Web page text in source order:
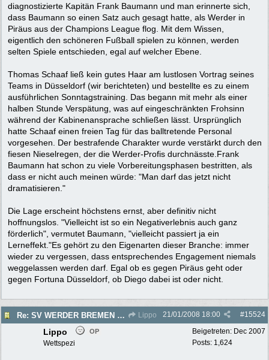
diagnostizierte Kapitän Frank Baumann und man erinnerte sich,
dass Baumann so einen Satz auch gesagt hatte, als Werder in
Piräus aus der Champions League flog. Mit dem Wissen,
eigentlich den schöneren Fußball spielen zu können, werden
selten Spiele entschieden, egal auf welcher Ebene.
Thomas Schaaf ließ kein gutes Haar am lustlosen Vortrag seines
Teams in Düsseldorf (wir berichteten) und bestellte es zu einem
ausführlichen Sonntagstraining. Das begann mit mehr als einer
halben Stunde Verspätung, was auf eingeschränkten Frohsinn
während der Kabinenansprache schließen lässt. Ursprünglich
hatte Schaaf einen freien Tag für das balltretende Personal
vorgesehen. Der bestrafende Charakter wurde verstärkt durch den
fiesen Nieselregen, der die Werder-Profis durchnässte.Frank
Baumann hat schon zu viele Vorbereitungsphasen bestritten, als
dass er nicht auch meinen würde: "Man darf das jetzt nicht
dramatisieren."
Die Lage erscheint höchstens ernst, aber definitiv nicht
hoffnungslos. "Vielleicht ist so ein Negativerlebnis auch ganz
förderlich", vermutet Baumann, "vielleicht passiert ja ein
Lerneffekt."Es gehört zu den Eigenarten dieser Branche: immer
wieder zu vergessen, dass entsprechendes Engagement niemals
weggelassen werden darf. Egal ob es gegen Piräus geht oder
gegen Fortuna Düsseldorf, ob Diego dabei ist oder nicht.
Re: SV WERDER BREMEN 2007/2008 - Rückrunde Lippo #15524
21/01/2008 18:00
Beigetreten: Dec 2007
Posts: 1,624
Lippo OP
Wettspezi